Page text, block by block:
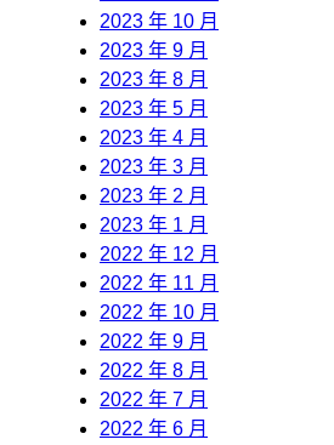
2023 年 10 月
2023 年 9 月
2023 年 8 月
2023 年 5 月
2023 年 4 月
2023 年 3 月
2023 年 2 月
2023 年 1 月
2022 年 12 月
2022 年 11 月
2022 年 10 月
2022 年 9 月
2022 年 8 月
2022 年 7 月
2022 年 6 月